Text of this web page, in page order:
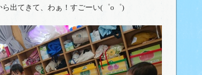
出てきて、わぁ！すごーい(゜o゜)